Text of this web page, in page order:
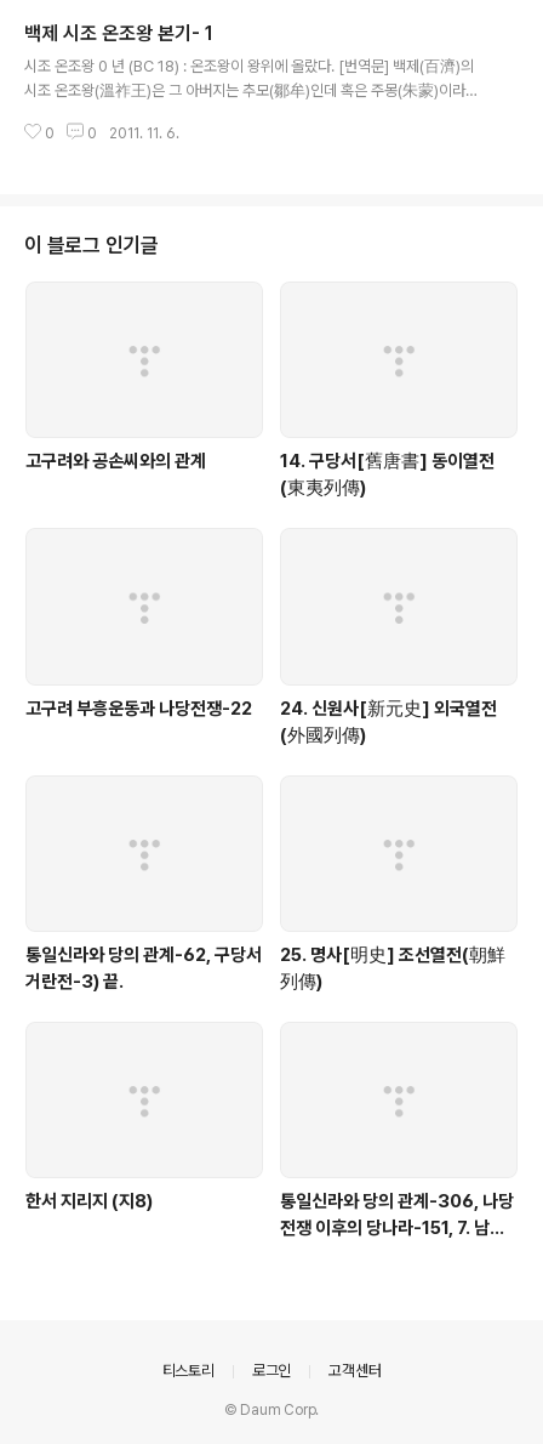
백제 시조 온조왕 본기- 1
시조 온조왕 0 년 (BC 18) : 온조왕이 왕위에 올랐다. [번역문] 백제(百濟)의
시조 온조왕(溫祚王)은 그 아버지는 추모(鄒牟)인데 혹은 주몽(朱蒙)이라고
이르렀다. 부여 왕은 아들이 없고 딸만 셋이 있었는데 ..
0 0 2011. 11. 6.
이 블로그 인기글
고구려와 공손씨와의 관계
14. 구당서[舊唐書] 동이열전
(東夷列傳)
고구려 부흥운동과 나당전쟁-22
24. 신원사[新元史] 외국열전
(外國列傳)
통일신라와 당의 관계-62, 구당서
거란전-3) 끝.
25. 명사[明史] 조선열전(朝鮮
列傳)
한서 지리지 (지8)
통일신라와 당의 관계-306, 나당
전쟁 이후의 당나라-151, 7. 남조
티스토리 로그인 고객센터
© Daum Corp.